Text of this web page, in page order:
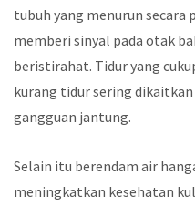
tubuh yang menurun secara
memberi sinyal pada otak
beristirahat. Tidur yang
kurang tidur sering
gangguan jantung.
Selain itu berendam air
meningkatkan kesehatan